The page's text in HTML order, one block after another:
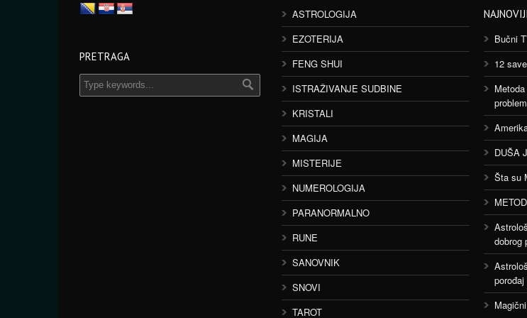
PRETRAGA
ASTROLOGIJA
EZOTERIJA
FENG SHUI
ISTRAŽIVANJE SUDBINE
KRISTALI
MAGIJA
MISTERIJE
NUMEROLOGIJA
PARANORMALNO
RUNE
SANOVNIK
SNOVI
TAROT
Bučni
12
DUŠA
Šta su
dobrog
porođaj